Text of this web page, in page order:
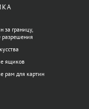
за границу,
ящиков
рам для картин